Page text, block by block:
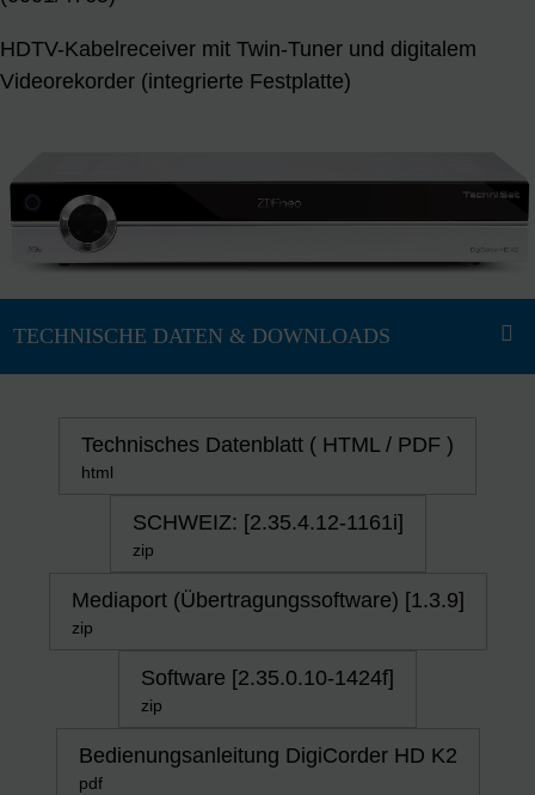
HDTV-Kabelreceiver mit Twin-Tuner und digitalem
Videorekorder (integrierte Festplatte)
Technisches Datenblatt ( HTML / PDF )
html
SCHWEIZ: [2.35.4.12-1161i]
zip
Mediaport (Übertragungssoftware) [1.3.9]
zip
Software [2.35.0.10-1424f]
zip
Bedienungsanleitung DigiCorder HD K2
pdf